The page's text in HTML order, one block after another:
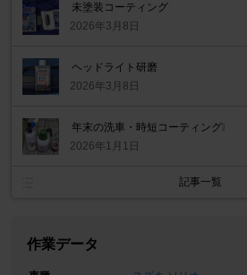
未塗装コーティング
2026年3月8日
ヘッドライト研磨
2026年3月8日
年末の洗車・時短コーティング❕
2026年1月1日
記事一覧
作業データ